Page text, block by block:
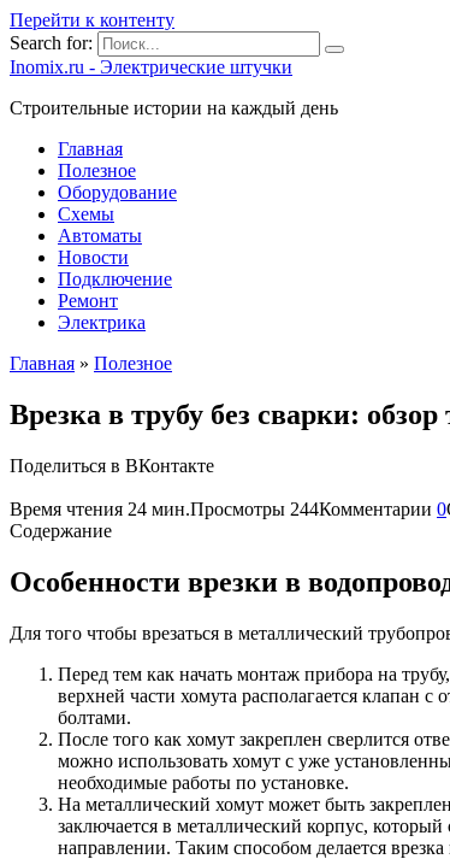
Перейти к контенту
Search for:
Inomix.ru - Электрические штучки
Cтроительные истории на каждый день
Главная
Полезное
Оборудование
Схемы
Автоматы
Новости
Подключение
Ремонт
Электрика
Главная » Полезное
Врезка в трубу без сварки:
Поделиться в ВКонтакте
Время чтения 24 мин.Просмотры 244Комментарии 0
Содержание
Особенности врезки в
Для того чтобы врезаться в металлический
Перед тем как начать монтаж прибора на
верхней части хомута располагается клапан
болтами.
После того как хомут закреплен сверлится
можно использовать хомут с уже
необходимые работы по установке.
На металлический хомут может быть
заключается в металлический корпус,
направлении. Таким способом делается